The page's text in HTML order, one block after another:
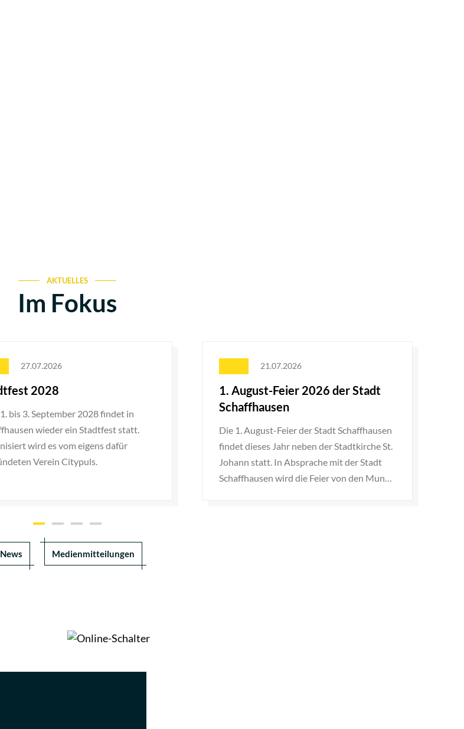
AKTUELLES
Im Fokus
27.07.2026
2028
bis 3. September 2028 findet in
wieder ein Stadtfest statt.
wird es vom eigens dafür
Verein Citypuls.
21.07.2026
1. August-Feier 2026 der Stadt
Schaffhausen
Die 1. August-Feier der Stadt Schaffhausen
findet dieses Jahr neben der Stadtkirche St.
Johann statt. In Absprache mit der Stadt
Schaffhausen wird die Feier von den Munot
News Medienmitteilungen
Services BG